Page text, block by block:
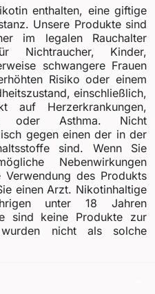
enthalten, eine giftige
Unsere Produkte sind
im legalen Rauchalter
Nichtraucher, Kinder,
schwangere Frauen
Risiko oder einem
einschließlich,
auf Herzerkrankungen,
oder Asthma. Nicht
gegen einen der in der
sind. Wenn Sie
Nebenwirkungen
des Produkts
einen Arzt. Nikotinhaltige
unter 18 Jahren
sind keine Produkte zur
wurden nicht als solche